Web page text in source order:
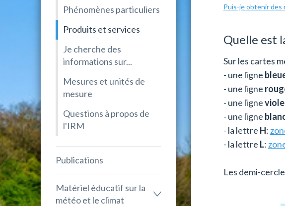
Phénomènes particuliers
Produits et services
Je cherche des
informations sur...
Mesures et unités de
mesure
Questions à propos de
l'IRM
Publications
Matériel éducatif sur la
météo et le climat
Puis-je obtenir
Quelle est
Sur les cartes
- une ligne
- une ligne
- une ligne
- une ligne
- la lettre H:
- la lettre L:
Les demi-